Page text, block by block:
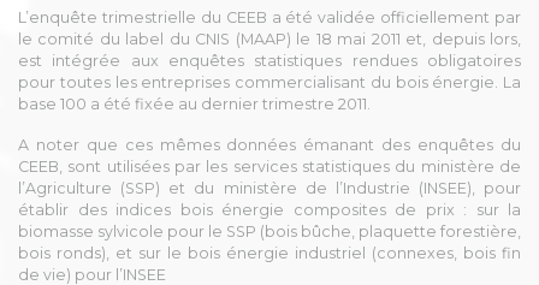
L’enquête trimestrielle du CEEB a été validée officiellement par
le comité du label du CNIS (MAAP) le 18 mai 2011 et, depuis lors,
est intégrée aux enquêtes statistiques rendues obligatoires
pour toutes les entreprises commercialisant du bois énergie. La
base 100 a été fixée au dernier trimestre 2011.
A noter que ces mêmes données émanant des enquêtes du
CEEB, sont utilisées par les services statistiques du ministère de
l’Agriculture (SSP) et du ministère de l’Industrie (INSEE), pour
établir des indices bois énergie composites de prix : sur la
biomasse sylvicole pour le SSP (bois bûche, plaquette forestière,
bois ronds), et sur le bois énergie industriel (connexes, bois fin
de vie) pour l’INSEE